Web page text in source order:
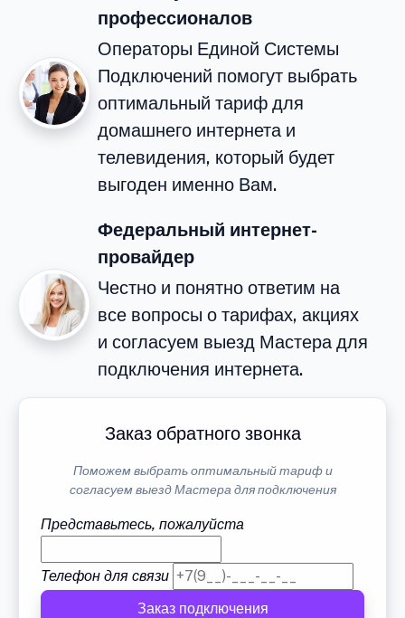
профессионалов
Операторы Единой Системы
Подключений помогут выбрать
оптимальный тариф для
домашнего интернета и
телевидения, который будет
выгоден именно Вам.
Федеральный интернет-
провайдер
Честно и понятно ответим на
все вопросы о тарифах, акциях
и согласуем выезд Мастера для
подключения интернета.
Заказ обратного звонка
Поможем выбрать оптимальный тариф и
согласуем выезд Мастера для подключения
Представьтесь, пожалуйста
Телефон для связи
Заказ подключения